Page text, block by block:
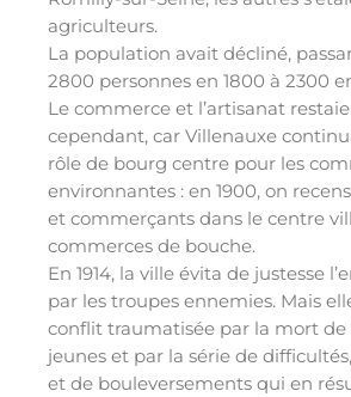
agriculteurs.
La population avait décliné,
2800 personnes en 1800 à 2300
Le commerce et l’artisanat
cependant, car Villenauxe
rôle de bourg centre pour les
environnantes : en 1900, on
et commerçants dans le centre
commerces de bouche.
En 1914, la ville évita de justesse
par les troupes ennemies. Mais
conflit traumatisée par la mort de
jeunes et par la série de
et de bouleversements qui en